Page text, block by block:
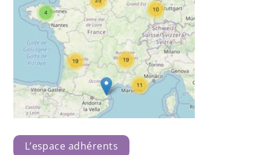
L’espace adhérents